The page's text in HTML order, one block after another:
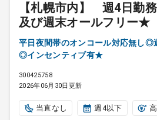
【札幌市内】 週4日勤
及び週末オールフリー★
平日夜間帯のオンコール対応無し◎
◎インセンティブ有★
300425758
2026年06月30日更新
当直なし 週4以下